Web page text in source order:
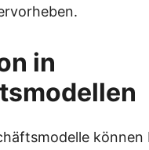
in
können